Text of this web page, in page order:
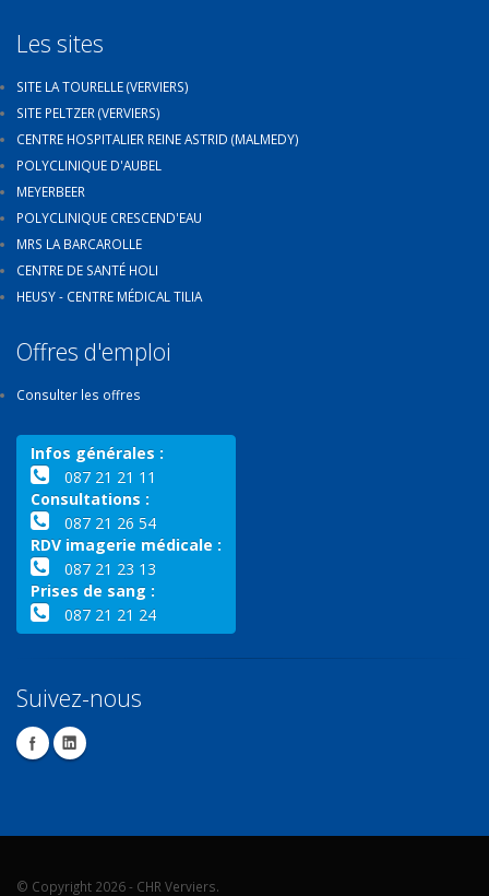
Les sites
SITE LA TOURELLE (VERVIERS)
SITE PELTZER (VERVIERS)
CENTRE HOSPITALIER REINE ASTRID (MALMEDY)
POLYCLINIQUE D'AUBEL
MEYERBEER
POLYCLINIQUE CRESCEND'EAU
MRS LA BARCAROLLE
CENTRE DE SANTÉ HOLI
HEUSY - CENTRE MÉDICAL TILIA
Offres d'emploi
Consulter les offres
Infos générales :
087 21 21 11
Consultations :
087 21 26 54
RDV imagerie médicale :
087 21 23 13
Prises de sang :
087 21 21 24
Suivez-nous
© Copyright 2026 - CHR Verviers.